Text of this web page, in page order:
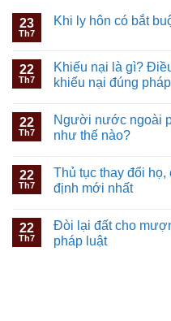
23
Th7
Khi ly hôn có bắt
22
Th7
Khiếu nại là gì?
khiếu nại đúng
22
Th7
Người nước ngoài
như thế nào?
22
Th7
Thủ tục thay đổi
định mới nhất
22
Th7
Đòi lại đất cho
pháp luật